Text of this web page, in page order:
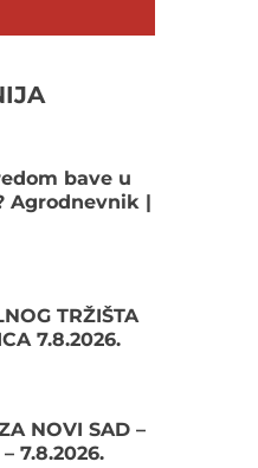
bave u
|
TRŽIŠTA
7.8.2026.
NOVI SAD –
7.8.2026.